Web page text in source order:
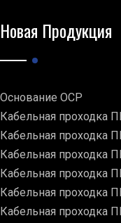
Новая Продукция
Основание ОСР
Кабельная проходка
Кабельная проходка
Кабельная проходка
Кабельная проходка
Кабельная проходка
Кабельная проходка